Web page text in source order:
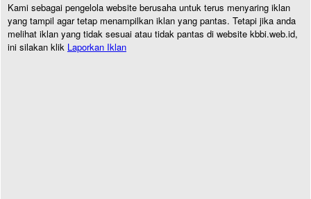
Kami sebagai pengelola website berusaha untuk terus menyaring iklan
yang tampil agar tetap menampilkan iklan yang pantas. Tetapi jika anda
melihat iklan yang tidak sesuai atau tidak pantas di website kbbi.web.id,
ini silakan klik Laporkan Iklan